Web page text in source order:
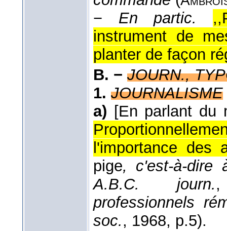
− En partic.
instrument de
planter de façon
B. − JOURN.,
1. JOURNALISME
a) [En parlant du
l'importance des
pige, c'est-à-dire
A.B.C. journ.
professionnels
soc., 1968, p.5).